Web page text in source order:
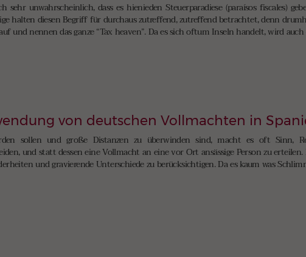
unwahrscheinlich, dass es hienieden Steuerparadiese (paraísos fiscales)
halten diesen Begriff für durchaus zutreffend, zutreffend betrachtet, denn
und nennen das ganze “Tax heaven”. Da es sich oftum Inseln handelt, wird
von deutschen Vollmachten in
sollen und große Distanzen zu überwinden sind, macht es oft Sinn,
und statt dessen eine Vollmacht an eine vor Ort ansässige Person zu erteilen.
und gravierende Unterschiede zu berücksichtigen. Da es kaum was